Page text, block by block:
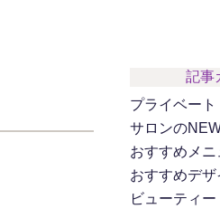
記事
プライベート
サロンの
おすすめメニ
おすすめデザ
ビューティー